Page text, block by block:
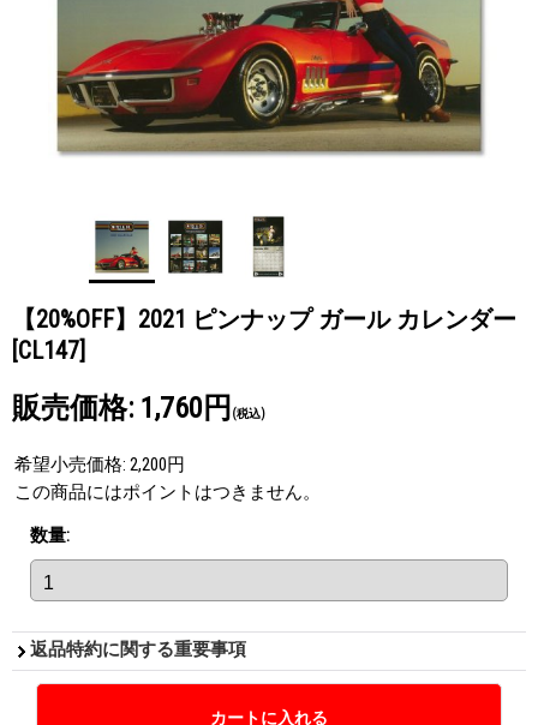
【20%OFF】2021 ピンナップ ガール カレンダー
[CL147]
販売価格: 1,760円 (税込)
希望小売価格: 2,200円
この商品にはポイントはつきません。
数量:
返品特約に関する重要事項